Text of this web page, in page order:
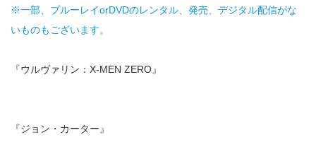
※一部、ブルーレイorDVDのレンタル、発売、デジタル配信がな
いものもございます。
『ウルヴァリン：X-MEN ZERO』
『ジョン・カーター』